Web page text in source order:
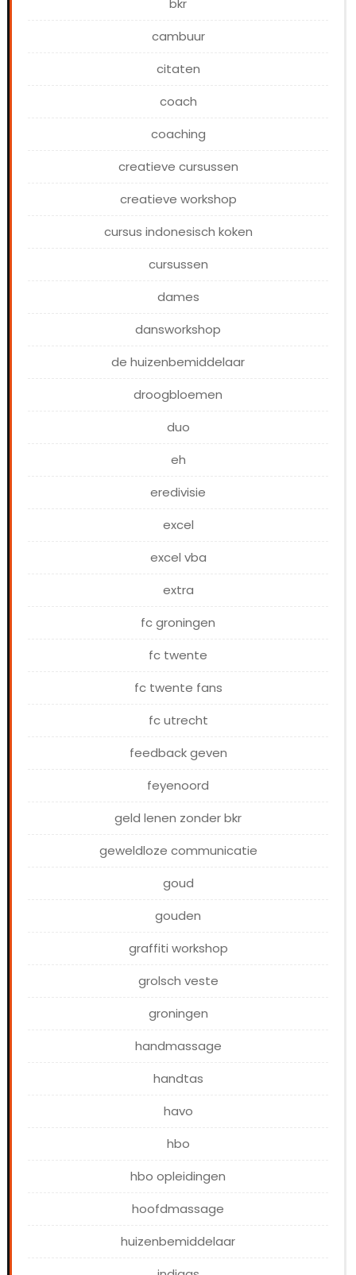
cambuur
citaten
coach
coaching
creatieve cursussen
creatieve workshop
cursus indonesisch koken
cursussen
dames
dansworkshop
de huizenbemiddelaar
droogbloemen
duo
eh
eredivisie
excel
excel vba
extra
fc groningen
fc twente
fc twente fans
fc utrecht
feedback geven
feyenoord
geld lenen zonder bkr
geweldloze communicatie
goud
gouden
graffiti workshop
grolsch veste
groningen
handmassage
handtas
havo
hbo
hbo opleidingen
hoofdmassage
huizenbemiddelaar